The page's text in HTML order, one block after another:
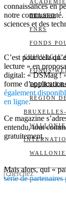
BELSPO
FNRS
FONDS
CHIRURGIE
FONDS
RÉGION
WALLONIE
connaissances en
notre
sciences et des
C’est pour cela
lecture » en
digital: « DSMag !
forme
également
en ligne.
Ce magazine
entendu, tout
gratuitement.
Mais alors, qui «
série de